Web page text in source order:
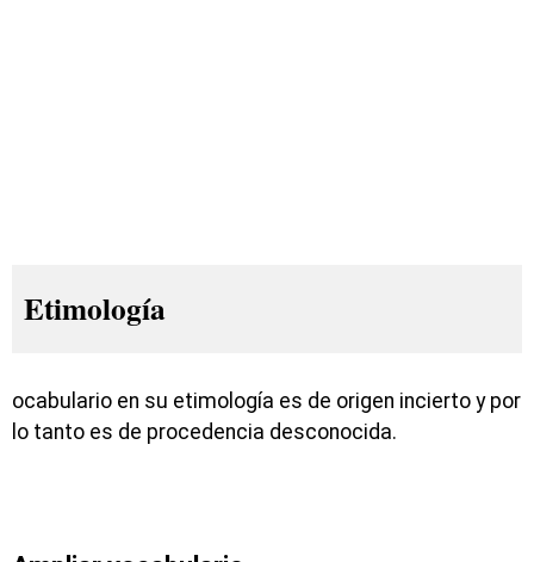
Etimología
ocabulario en su etimología es de origen incierto y por
lo tanto es de procedencia desconocida.